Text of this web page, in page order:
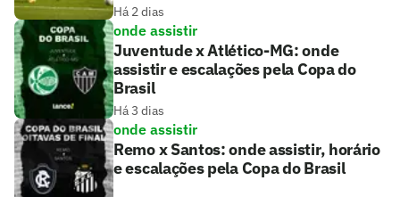
Há 2 dias
onde assistir
Juventude x Atlético-MG: onde
assistir e escalações pela Copa do
Brasil
Há 3 dias
onde assistir
Remo x Santos: onde assistir, horário
e escalações pela Copa do Brasil